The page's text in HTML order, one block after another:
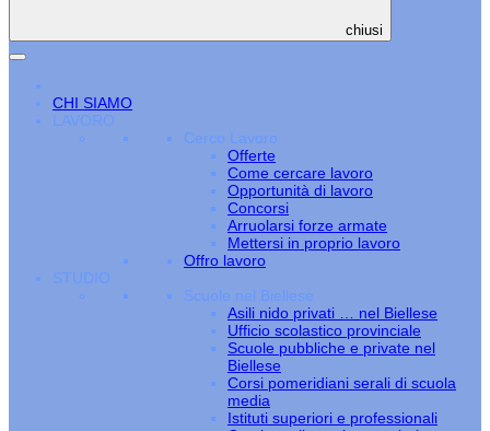
chiusi
CHI SIAMO
LAVORO
Cerco Lavoro
Offerte
Come cercare lavoro
Opportunità di lavoro
Concorsi
Arruolarsi forze armate
Mettersi in proprio lavoro
Offro lavoro
STUDIO
Scuole nel Biellese
Asili nido privati … nel Biellese
Ufficio scolastico provinciale
Scuole pubbliche e private nel
Biellese
Corsi pomeridiani serali di scuola
media
Istituti superiori e professionali